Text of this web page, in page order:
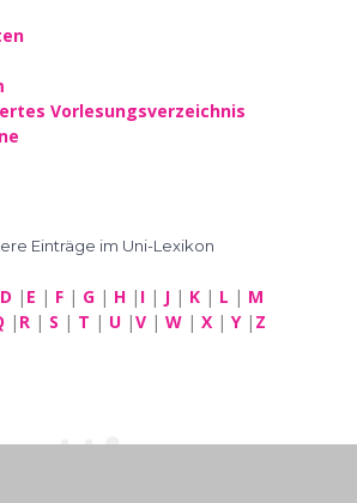
Vorlesungsverzeichnis
Einträge im Uni-Lexikon
D | E | F | G | H | I | J | K | L | M
| R| S | T | U|V| W| X| Y| Z